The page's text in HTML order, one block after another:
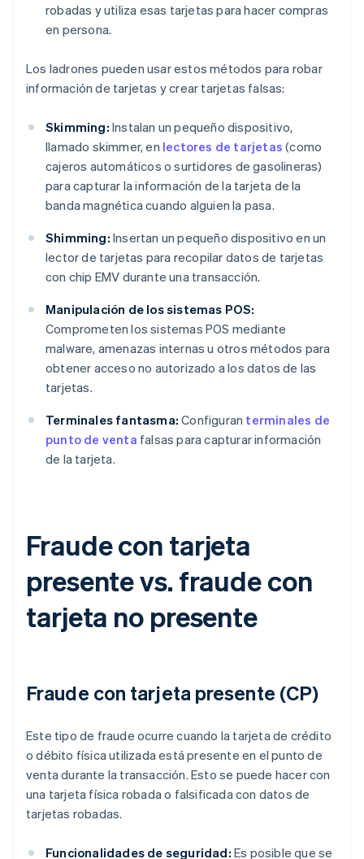
robadas y utiliza esas tarjetas para hacer compras
en persona.
Los ladrones pueden usar estos métodos para robar
información de tarjetas y crear tarjetas falsas:
Skimming: Instalan un pequeño dispositivo,
llamado skimmer, en lectores de tarjetas (como
cajeros automáticos o surtidores de gasolineras)
para capturar la información de la tarjeta de la
banda magnética cuando alguien la pasa.
Shimming: Insertan un pequeño dispositivo en un
lector de tarjetas para recopilar datos de tarjetas
con chip EMV durante una transacción.
Manipulación de los sistemas POS:
Comprometen los sistemas POS mediante
malware, amenazas internas u otros métodos para
obtener acceso no autorizado a los datos de las
tarjetas.
Terminales fantasma: Configuran terminales de
punto de venta falsas para capturar información
de la tarjeta.
Fraude con tarjeta
presente vs. fraude con
tarjeta no presente
Fraude con tarjeta presente (CP)
Este tipo de fraude ocurre cuando la tarjeta de crédito
o débito física utilizada está presente en el punto de
venta durante la transacción. Esto se puede hacer con
una tarjeta física robada o falsificada con datos de
tarjetas robadas.
Funcionalidades de seguridad: Es posible que se